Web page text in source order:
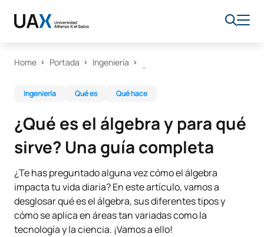
Home Portada Ingeniería
Ingeniería Qué es Qué hace
¿Qué es el álgebra y para qué
sirve? Una guía completa
¿Te has preguntado alguna vez cómo el álgebra
impacta tu vida diaria? En este artículo, vamos a
desglosar qué es el álgebra, sus diferentes tipos y
cómo se aplica en áreas tan variadas como la
tecnología y la ciencia. ¡Vamos a ello!